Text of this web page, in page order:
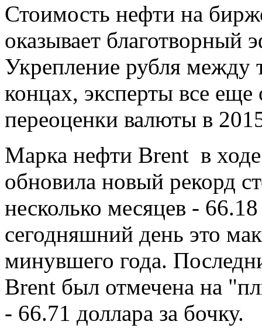
Стоимость нефти на
оказывает благотворный
Укрепление рубля между
концах, эксперты все еще
переоценки валюты в
Марка нефти Brent в
обновила новый рекорд
несколько месяцев -
сегодняшний день это
минувшего года.
Brent был отмечена на
- 66.71 доллара за бочку.